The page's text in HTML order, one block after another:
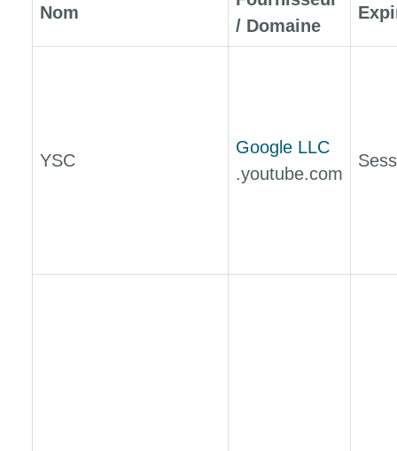
Nom
/ Domaine
YSC
Google LLC
.youtube.com